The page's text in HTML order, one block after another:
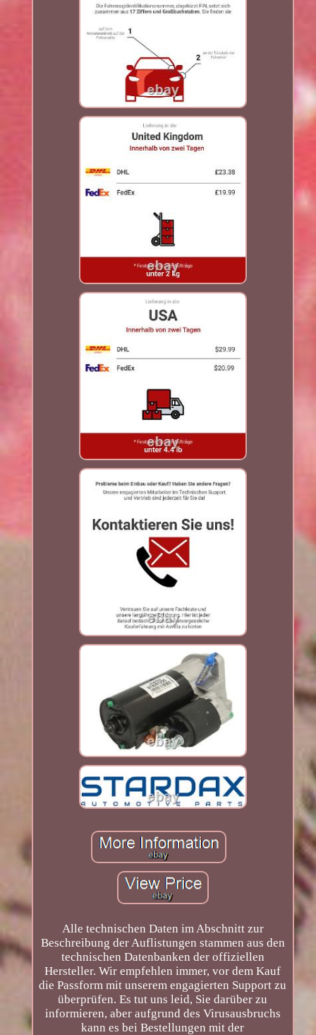
Alle technischen Daten im Abschnitt zur
Beschreibung der Auflistungen stammen aus den
technischen Datenbanken der offiziellen
Hersteller. Wir empfehlen immer, vor dem Kauf
die Passform mit unserem engagierten Support zu
überprüfen. Es tut uns leid, Sie darüber zu
informieren, aber aufgrund des Virusausbruchs
kann es bei Bestellungen mit der